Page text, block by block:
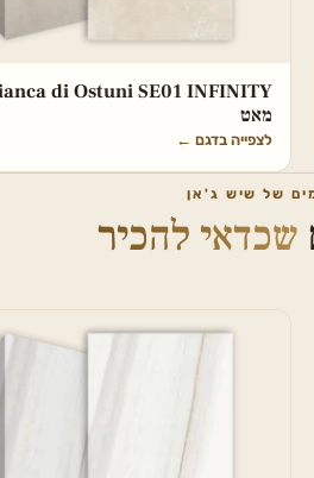
di Ostuni SE01 INFINITY
מאט
לצפייה בדגם ←
של שיש ג'אן
שכדאי להכיר